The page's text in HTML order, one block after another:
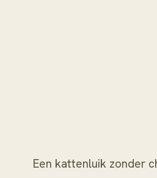
Een kattenluik zonder